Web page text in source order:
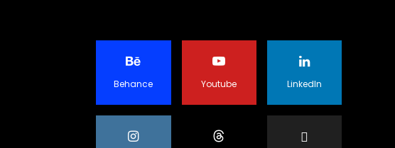
Behance Youtube LinkedIn